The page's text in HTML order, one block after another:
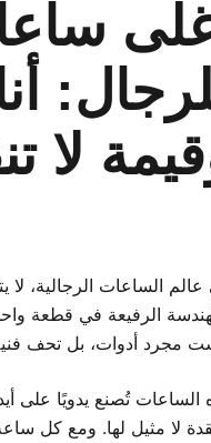
لا
الساعات الرجالية، لا
الرفيعة في قطعة
مجرد أدوات، بل تحف
الساعات تُصنع يدويًا على
لا مثيل لها. ومع كل